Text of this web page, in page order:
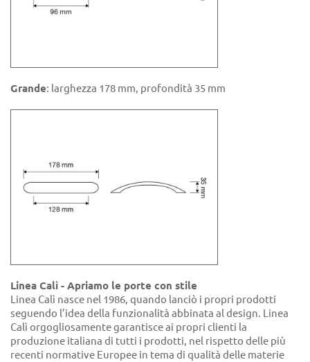
Grande: larghezza 178 mm, profondità 35 mm
Linea Calì - Apriamo le porte con stile
Linea Calì nasce nel 1986, quando lanciò i propri prodotti
seguendo l’idea della funzionalità abbinata al design. Linea
Calì orgogliosamente garantisce ai propri clienti la
produzione italiana di tutti i prodotti, nel rispetto delle più
recenti normative Europee in tema di qualità delle materie